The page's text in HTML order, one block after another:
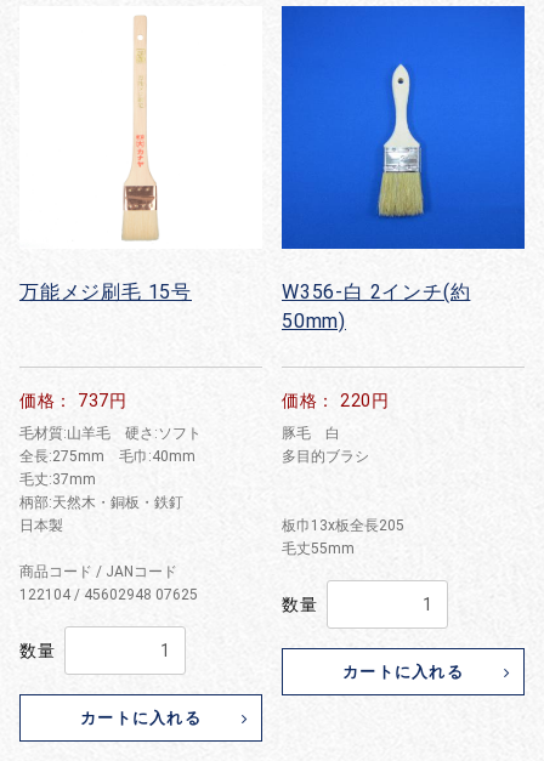
万能メジ刷毛 15号
価格： 737円
毛材質:山羊毛 硬さ:ソフト
全長:275mm 毛巾:40mm
毛丈:37mm
柄部:天然木・銅板・鉄釘
日本製
商品コード / JANコード
122104 / 45602948 07625
数量
カートに入れる
W356-白 2インチ(約
50mm)
価格： 220円
豚毛 白
多目的ブラシ
板巾13x板全長205
毛丈55mm
数量
カートに入れる